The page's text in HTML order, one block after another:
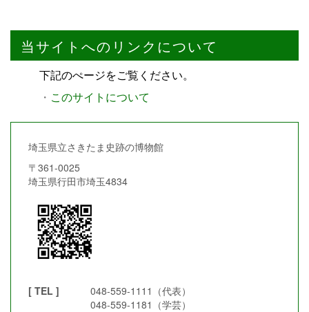
当サイトへのリンクについて
下記のぺージをご覧ください。
・ このサイトについて
埼玉県立さきたま史跡の博物館
〒361-0025
埼玉県行田市埼玉4834
[ TEL ]
048-559-1111（代表）
048-559-1181（学芸）